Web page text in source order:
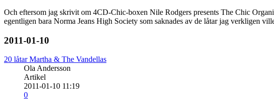
Och eftersom jag skrivit om 4CD-Chic-boxen Nile Rodgers presents The Chic
egentligen bara Norma Jeans High Society som saknades av de låtar jag verkligen
2011-01-10
20 låtar Martha & The Vandellas
Ola Andersson
Artikel
2011-01-10 11:19
0